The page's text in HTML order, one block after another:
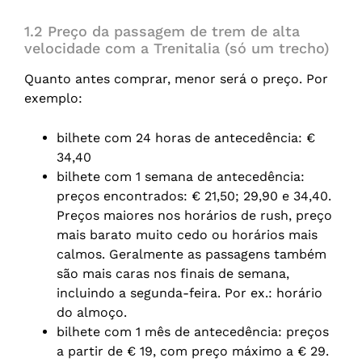
1.2 Preço da passagem de trem de alta
velocidade com a Trenitalia (só um trecho)
Quanto antes comprar, menor será o preço. Por
exemplo:
bilhete com 24 horas de antecedência: €
34,40
bilhete com 1 semana de antecedência:
preços encontrados: € 21,50; 29,90 e 34,40.
Preços maiores nos horários de rush, preço
mais barato muito cedo ou horários mais
calmos. Geralmente as passagens também
são mais caras nos finais de semana,
incluindo a segunda-feira. Por ex.: horário
do almoço.
bilhete com 1 mês de antecedência: preços
a partir de € 19, com preço máximo a € 29.